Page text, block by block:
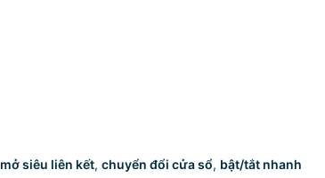
mở siêu liên kết, chuyển đổi cửa sổ, bật/tắt nhanh